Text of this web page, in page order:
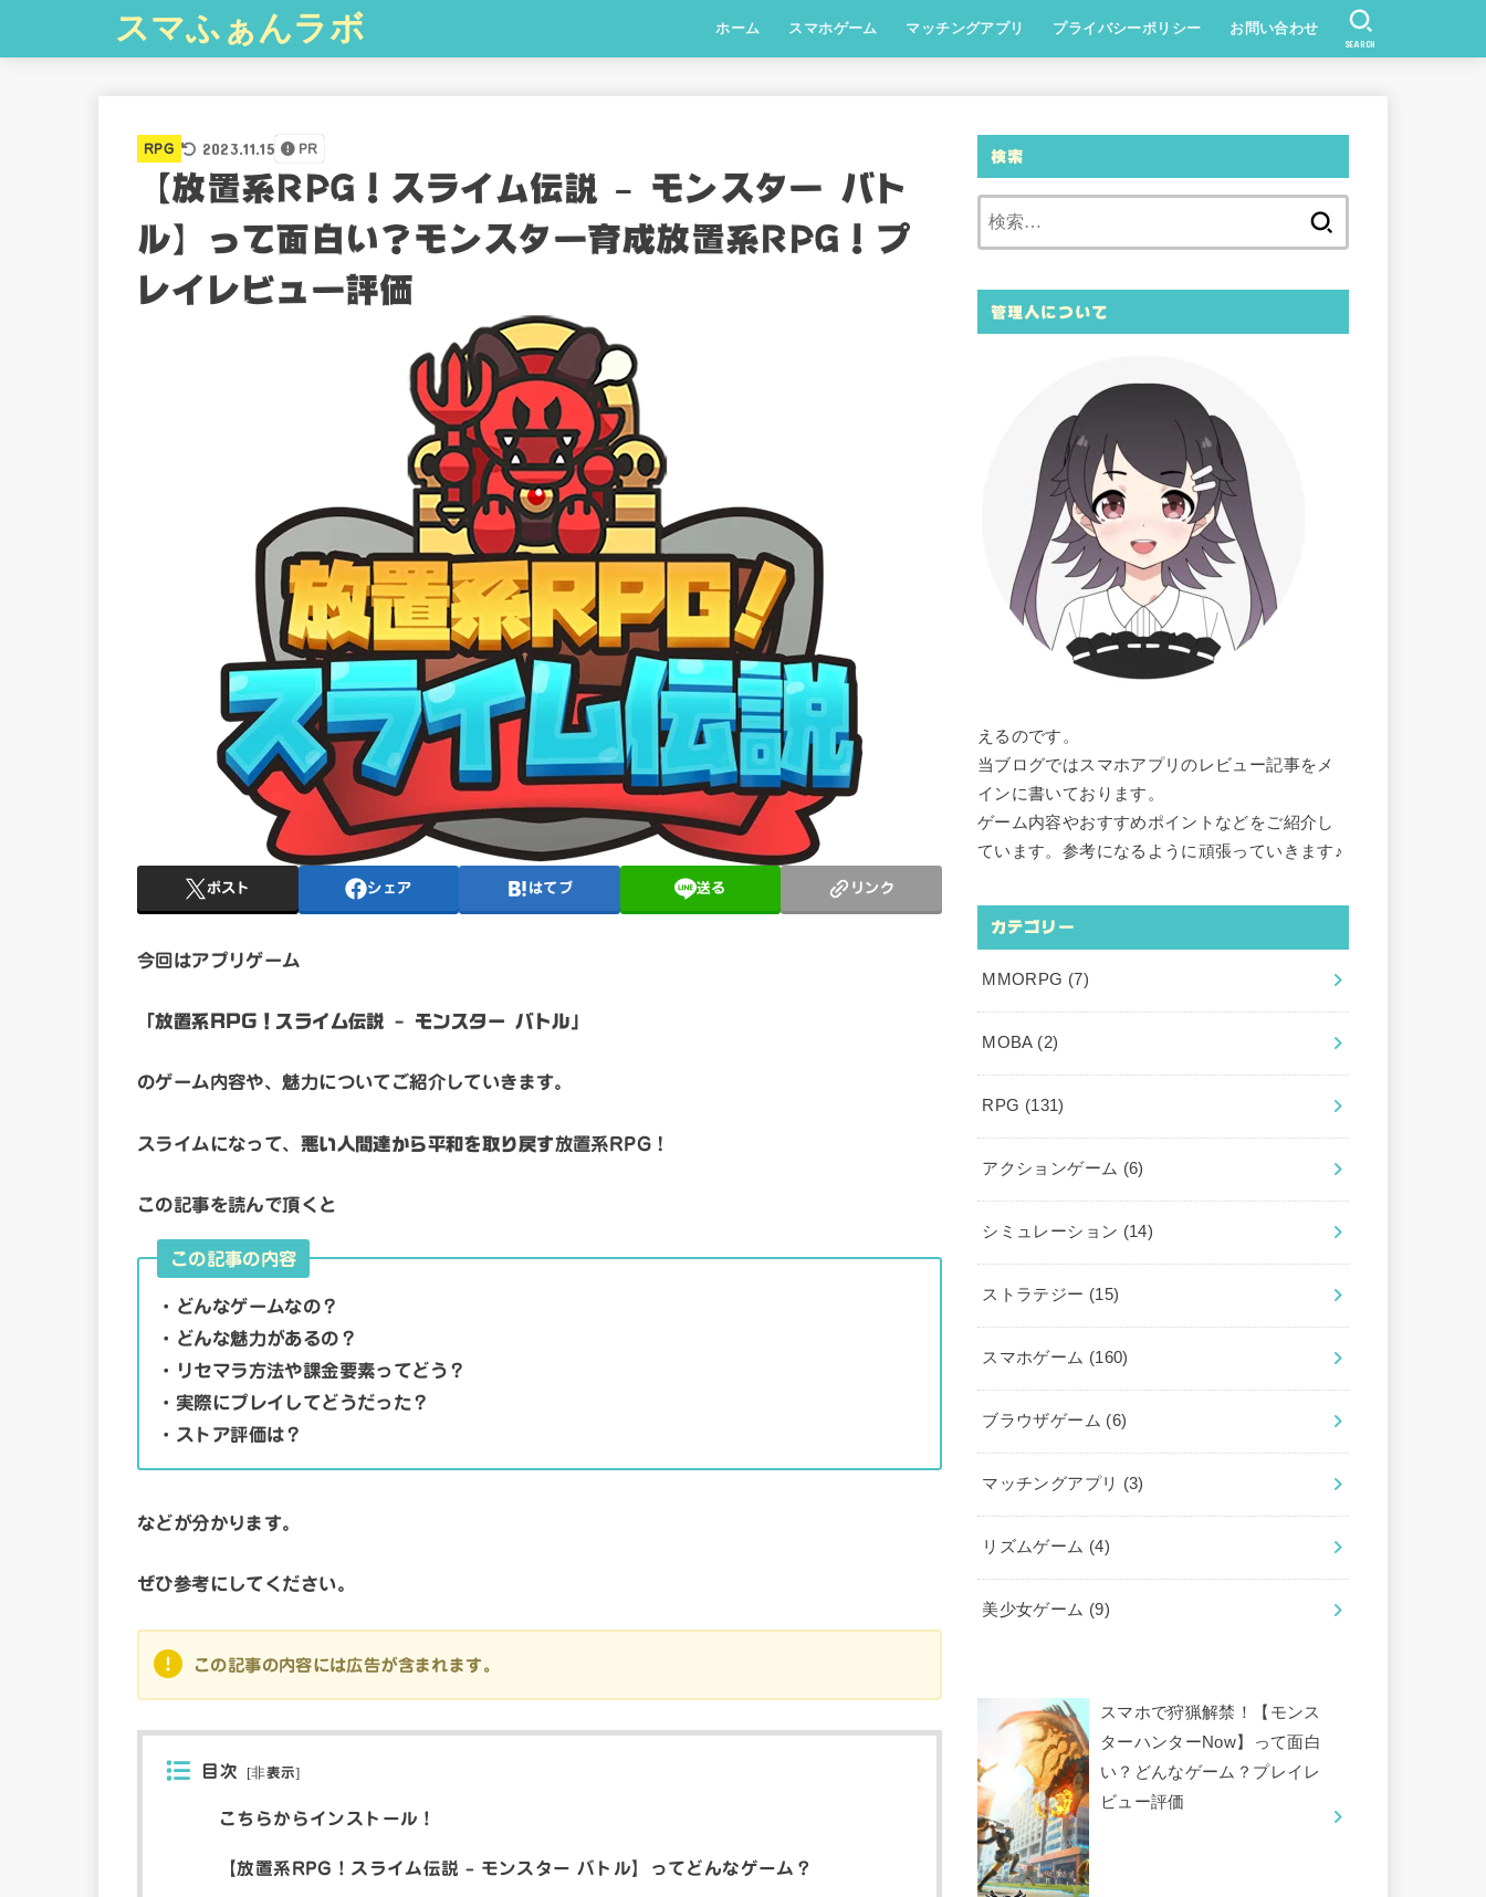
スマふぁんラボ ホーム スマホゲーム マッチングアプリ プライバシーポリシー お問い合わせ
SEARCH
RPG 2023.11.15 PR
【放置系RPG！スライム伝説 – モンスター バト
ル】って面白い？モンスター育成放置系RPG！プ
レイレビュー評価
ポスト シェア はてブ 送る リンク
今回はアプリゲーム
「放置系RPG！スライム伝説 – モンスター バトル」
のゲーム内容や、魅力についてご紹介していきます。
スライムになって、 悪い人間達から平和を取り戻す放置系RPG！
この記事を読んで頂くと
この記事の内容
・どんなゲームなの？
・どんな魅力があるの？
・リセマラ方法や課金要素ってどう？
・実際にプレイしてどうだった？
・ストア評価は？
などが分かります。
ぜひ参考にしてください。
この記事の内容には広告が含まれます。
目次 [非表示]
こちらからインストール！
【放置系RPG！スライム伝説 – モンスター バトル】ってどんなゲーム？
検索
管理人について
えるのです。
当ブログではスマホアプリのレビュー記事をメ
インに書いております。
ゲーム内容やおすすめポイントなどをご紹介し
ています。参考になるように頑張っていきます♪
カテゴリー
MMORPG (7)
MOBA (2)
RPG (131)
アクションゲーム (6)
シミュレーション (14)
ストラテジー (15)
スマホゲーム (160)
ブラウザゲーム (6)
マッチングアプリ (3)
リズムゲーム (4)
美少女ゲーム (9)
スマホで狩猟解禁！【モンス
ターハンターNow】って面白
い？どんなゲーム？プレイレ
ビュー評価